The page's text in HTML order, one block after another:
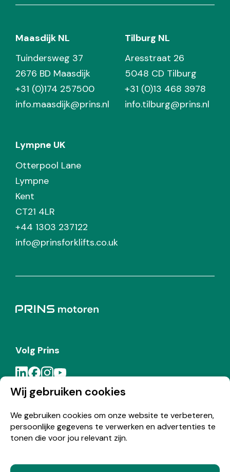
Wij gebruiken cookies
We gebruiken cookies om onze website te verbeteren,
persoonlijke gegevens te verwerken en advertenties te
tonen die voor jou relevant zijn.
Maasdijk NL
Tuindersweg 37
2676 BD Maasdijk
+31 (0)174 257500
info.maasdijk@prins.nl
Tilburg NL
Aresstraat 26
5048 CD Tilburg
+31 (0)13 468 3978
info.tilburg@prins.nl
Lympne UK
Otterpool Lane
Lympne
Kent
CT21 4LR
+44 1303 237122
info@prinsforklifts.co.uk
Volg Prins
Meld je aan voor de Prins nieuwsbrief